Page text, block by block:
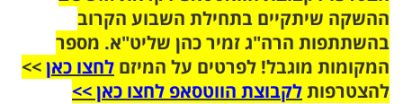
ההשקה שיתקיים בתחילת השבוע הקרוב
בהשתתפות הרה"ג זמיר כהן שליט"א. מספר
המקומות מוגבל! לפרטים על המיזם לחצו כאן>>
להצטרפותלקבוצת הווטסאפ לחצו כאן >>